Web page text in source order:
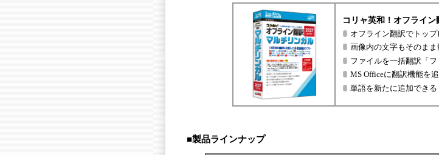
コリャ英和！オフライ
オフライン翻訳でトッ
画像内の文字もそのまま
ファイルを一括翻訳「フ
MS Officeに翻訳機能を
単語を新たに追加できる
■製品ラインナップ